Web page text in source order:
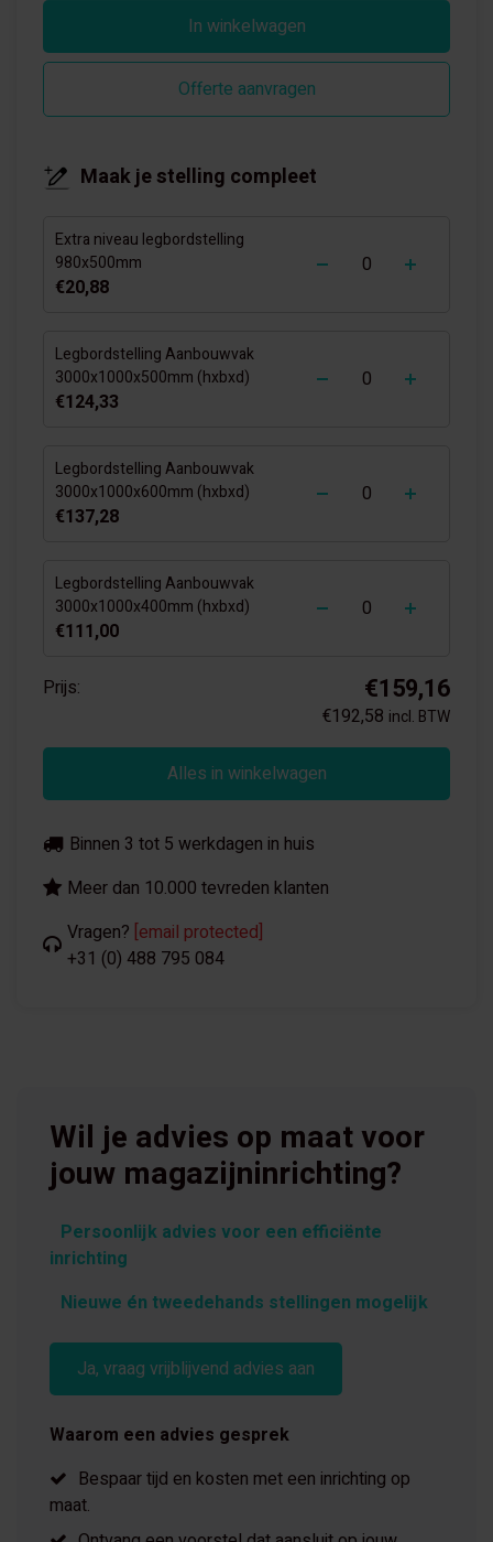
In winkelwagen
Offerte aanvragen
Maak je stelling compleet
Extra niveau legbordstelling
980x500mm
€20,88
-
Legbordstelling Aanbouwvak
3000x1000x500mm (hxbxd)
€124,33
-
Legbordstelling Aanbouwvak
3000x1000x600mm (hxbxd)
€137,28
-
Legbordstelling Aanbouwvak
3000x1000x400mm (hxbxd)
€111,00
-
Prijs: €159,16
€192,58 incl. BTW
Alles in winkelwagen
Binnen 3 tot 5 werkdagen in huis
Meer dan 10.000 tevreden klanten
Vragen? [email protected]
+31 (0) 488 795 084
Wil je advies op maat voor
jouw magazijninrichting?
Persoonlijk advies voor een efficiënte
inrichting
Nieuwe én tweedehands stellingen mogelijk
Ja, vraag vrijblijvend advies aan
Waarom een advies gesprek
Bespaar tijd en kosten met een inrichting op
maat.